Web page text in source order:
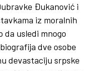
Đukanović i
iz moralnih
da usledi mnogo
dve osobe
devastaciju srpske